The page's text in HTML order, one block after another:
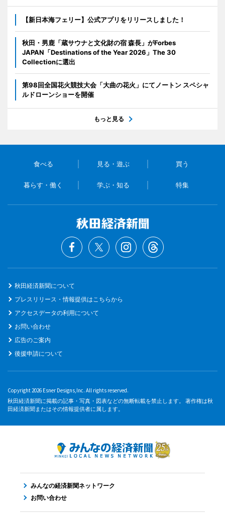
【新日本海フェリー】公式アプリをリリースしました！
秋田・男鹿「蔵サウナと文化財の宿 森長」がForbes
JAPAN「Destinations of the Year 2026」The 30
Collectionに選出
第98回全国花火競技大会「大曲の花火」にてノートン スペシャ
ルドローンショーを開催
もっと見る
食べる 見る・遊ぶ 買う
暮らす・働く 学ぶ・知る 特集
秋田経済新聞について
プレスリリース・情報提供はこちらから
アクセスデータの利用について
お問い合わせ
広告のご案内
後援申請について
Copyright 2026 Esner Designs,Inc. All rights reserved.
秋田経済新聞に掲載の記事・写真・図表などの無断転載を禁止します。 著作権は秋
田経済新聞またはその情報提供者に属します。
みんなの経済新聞ネットワーク
お問い合わせ